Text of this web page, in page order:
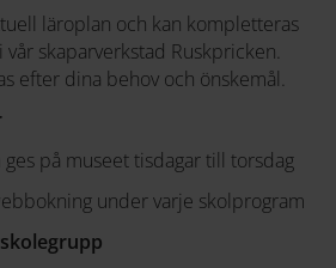
läroplan och kan kompletteras
skaparverkstad Ruskpricken.
efter dina behov och önskemål.
ges på museet tisdagar till torsdag
under varje skolprogram